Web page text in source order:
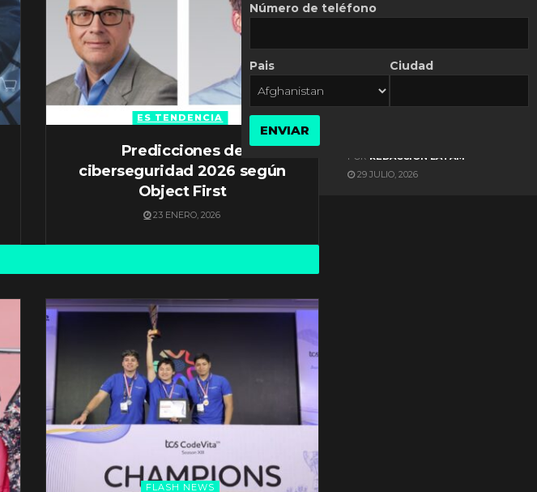
ES TENDENCIA
Predicciones de
ciberseguridad 2026 según
Object First
23 ENERO, 2026
FLASH NEWS
ES NOTICIA
POR REDACCIÓN LATAM
29 JULIO, 2026
Número de teléfono
Pais Ciudad
ENVIAR